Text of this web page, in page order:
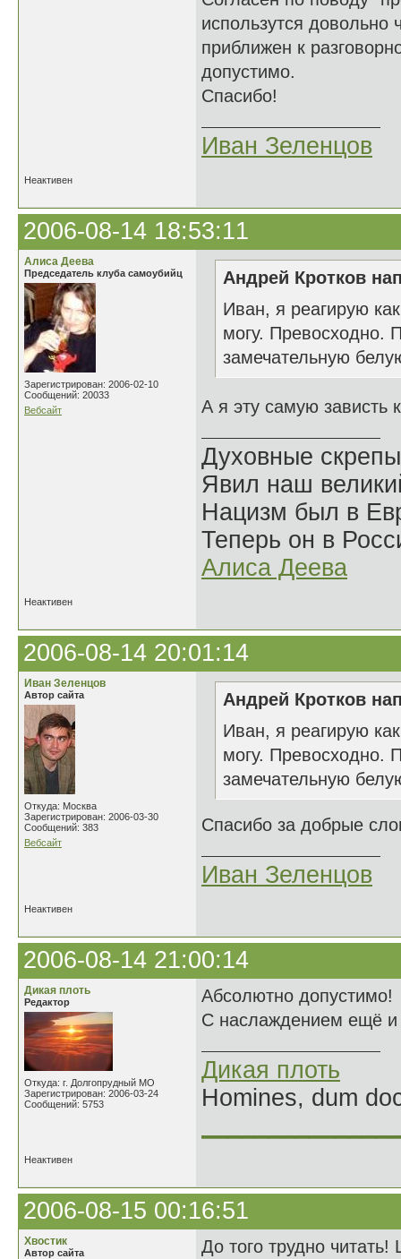
использутся довольно
приближен к
допустимо.
Спасибо!
Иван Зеленцов
Неактивен
2006-08-14 18:53:11
Алиса Деева
Председатель клуба самоубийц
Зарегистрирован: 2006-02-10
Сообщений: 20033
Вебсайт
Андрей Кротков
Иван, я реагирую
могу. Превосходно.
замечательную
А я эту самую зависть
Духовные
Явил наш
Нацизм был в
Теперь он в
Алиса Деева
Неактивен
2006-08-14 20:01:14
Иван Зеленцов
Автор сайта
Откуда: Москва
Зарегистрирован: 2006-03-30
Сообщений: 383
Вебсайт
Андрей Кротков
Иван, я реагирую
могу. Превосходно.
замечательную
Спасибо за добрые
Иван Зеленцов
Неактивен
2006-08-14 21:00:14
Дикая плоть
Редактор
Откуда: г. Долгопрудный МО
Зарегистрирован: 2006-03-24
Сообщений: 5753
Абсолютно допустимо!
С наслаждением ещё и
Дикая плоть
Homines, dum
Неактивен
2006-08-15 00:16:51
Хвостик
Автор сайта
До того трудно